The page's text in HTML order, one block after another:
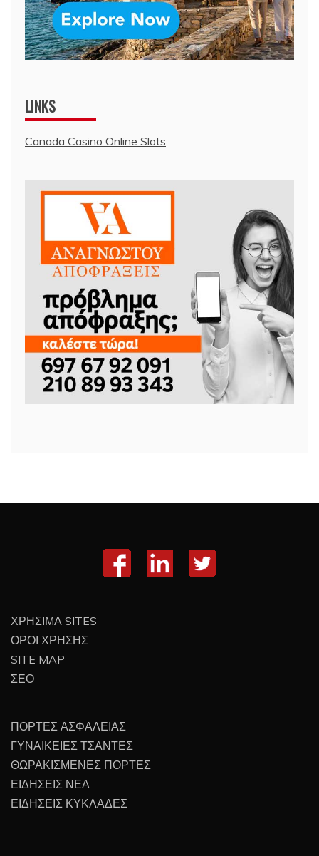
LINKS
Canada Casino Online Slots
ΧΡΗΣΙΜΑ SITES
ΟΡΟΙ ΧΡΗΣΗΣ
SITE MAP
ΣΕΟ
ΠΟΡΤΕΣ ΑΣΦΑΛΕΙΑΣ
ΓΥΝΑΙΚΕΙΕΣ ΤΣΑΝΤΕΣ
ΘΩΡΑΚΙΣΜΕΝΕΣ ΠΟΡΤΕΣ
ΕΙΔΗΣΕΙΣ ΝΕΑ
ΕΙΔΗΣΕΙΣ ΚΥΚΛΑΔΕΣ